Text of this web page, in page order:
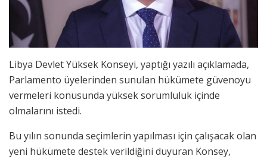
Libya Devlet Yüksek Konseyi, yaptığı yazılı açıklamada,
Parlamento üyelerinden sunulan hükümete güvenoyu
vermeleri konusunda yüksek sorumluluk içinde
olmalarını istedi.
Bu yılın sonunda seçimlerin yapılması için çalışacak olan
yeni hükümete destek verildiğini duyuran Konsey,